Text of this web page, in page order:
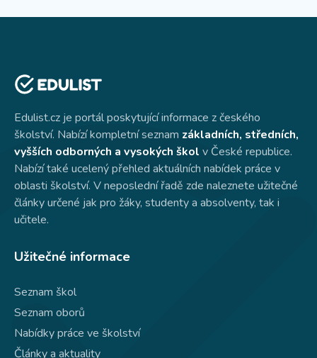
Edulist.cz je portál poskytující informace z českého
školství. Nabízí kompletní seznam základních, středních,
vyšších odborných a vysokých škol v České republice.
Nabízí také ucelený přehled aktuálních nabídek práce v
oblasti školství. V neposlední řadě zde naleznete užitečné
články určené jak pro žáky, studenty a absolventy, tak i
učitele.
Užitečné informace
Seznam škol
Seznam oborů
Nabídky práce ve školství
Články a aktuality